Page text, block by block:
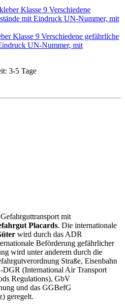
Klasse 9 Verschiedene gefährliche
UN-Nummer, mit
3-5 Tage
mit
Placards. Die internationale
wird durch das ADR
Beförderung gefährlicher
wird unter anderem durch die
Straße, Eisenbahn
(International Air Transport
Regulations), GbV
und das GGBefG
geregelt.